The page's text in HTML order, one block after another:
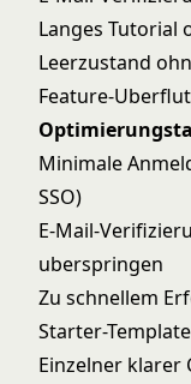
Langes Tutorial
Leerzustand
Feature-
Minimale
SSO)
E-Mail-
uberspringen
Zu schnellem
Starter-
Einzelner klarer